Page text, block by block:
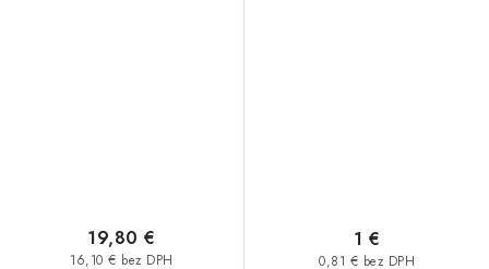
16,10 € bez DPH
19,80 €
0,81 € bez DPH
1 €